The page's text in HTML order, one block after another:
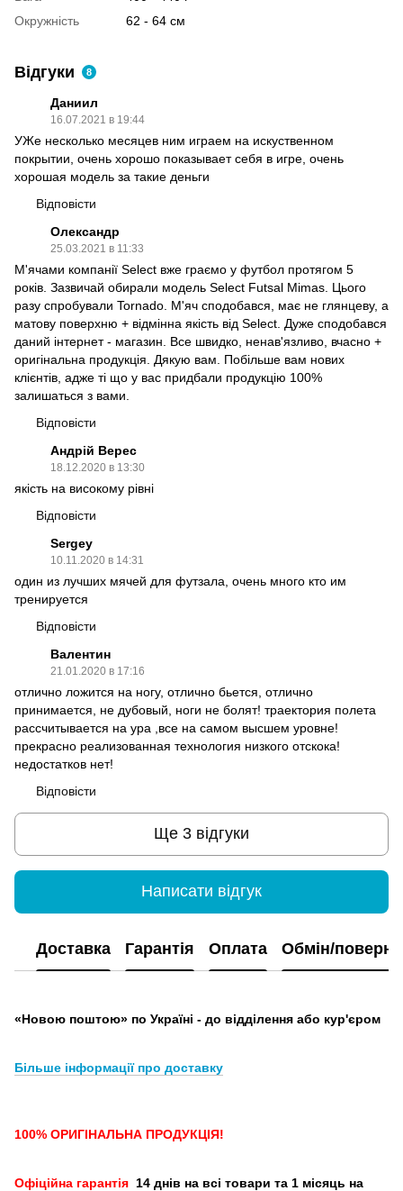
Окружність
62 - 64 см
Відгуки 8
Даниил
16.07.2021 в 19:44
УЖе несколько месяцев ним играем на искуственном
покрытии, очень хорошо показывает себя в игре, очень
хорошая модель за такие деньги
Відповісти
Олександр
25.03.2021 в 11:33
М'ячами компанії Select вже граємо у футбол протягом 5
років. Зазвичай обирали модель Select Futsal Mimas. Цього
разу спробували Tornado. М'яч сподобався, має не глянцеву, а
матову поверхню + відмінна якість від Select. Дуже сподобався
даний інтернет - магазин. Все швидко, ненав'язливо, вчасно +
оригінальна продукція. Дякую вам. Побільше вам нових
клієнтів, адже ті що у вас придбали продукцію 100%
залишаться з вами.
Відповісти
Андрій Верес
18.12.2020 в 13:30
якість на високому рівні
Відповісти
Sergey
10.11.2020 в 14:31
один из лучших мячей для футзала, очень много кто им
тренируется
Відповісти
Валентин
21.01.2020 в 17:16
отлично ложится на ногу, отлично бьется, отлично
принимается, не дубовый, ноги не болят! траектория полета
рассчитывается на ура ,все на самом высшем уровне!
прекрасно реализованная технология низкого отскока!
недостатков нет!
Відповісти
Ще 3 відгуки
Написати відгук
Доставка Гарантія Оплата Обмін/
«Новою поштою» по Україні - до відділення або кур'єром
Більше інформації про доставку
100% ОРИГІНАЛЬНА ПРОДУКЦІЯ!
Офіційна гарантія 14 днів на всі товари та 1 місяць на